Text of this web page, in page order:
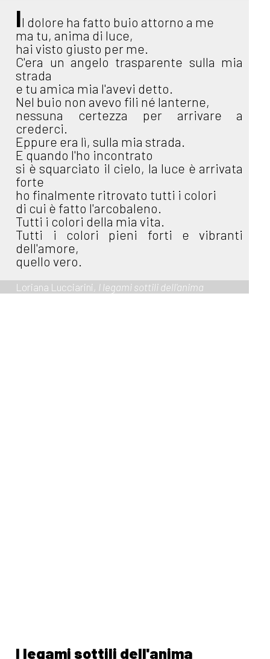
Il dolore ha fatto buio attorno a me
ma tu, anima di luce,
hai visto giusto per me.
C'era un angelo trasparente sulla mia
strada
e tu amica mia l'avevi detto.
Nel buio non avevo fili né lanterne,
nessuna certezza per arrivare a
crederci.
Eppure era lì, sulla mia strada.
E quando l'ho incontrato
si è squarciato il cielo, la luce è arrivata
forte
ho finalmente ritrovato tutti i colori
di cui è fatto l'arcobaleno.
Tutti i colori della mia vita.
Tutti i colori pieni forti e vibranti
dell'amore,
quello vero.
Loriana Lucciarini, I legami sottili dell'anima
I legami sottili dell'anima